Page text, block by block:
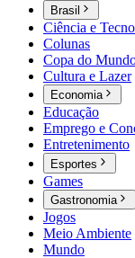
Brasil
Ciência e
Colunas
Copa do
Cultura e Lazer
Economia
Educação
Emprego e
Entretenimento
Esportes
Games
Gastronomia
Jogos
Meio Ambiente
Mundo